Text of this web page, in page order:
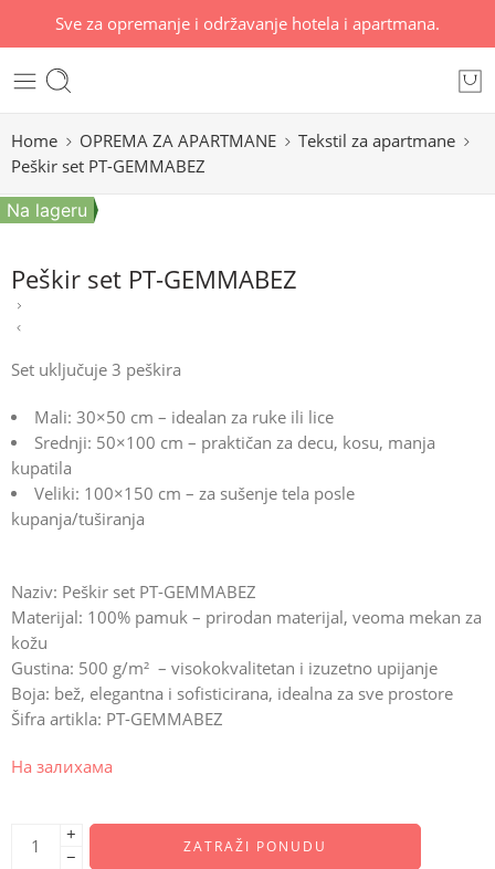
Sve za opremanje i održavanje hotela i apartmana.
Home OPREMA ZA APARTMANE
Tekstil za apartmane
Peškir set PT-GEMMABEZ
Na lageru
Peškir set PT-GEMMABEZ
Set uključuje 3 peškira
Mali: 30×50 cm – idealan za ruke ili lice
Srednji: 50×100 cm – praktičan za decu, kosu, manja
kupatila
Veliki: 100×150 cm – za sušenje tela posle
kupanja/tuširanja
Naziv: Peškir set PT-GEMMABEZ
Materijal: 100% pamuk – prirodan materijal, veoma mekan za
kožu
Gustina: 500 g/m² – visokokvalitetan i izuzetno upijanje
Boja: bež, elegantna i sofisticirana, idealna za sve prostore
Šifra artikla: PT-GEMMABEZ
На залихама
+
−
ZATRAŽI PONUDU